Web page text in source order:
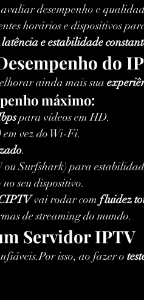
desempenho e
horários e dispositivos
e estabilidade
do
ainda mais sua
máximo:
para vídeos em HD.
em vez do Wi-Fi.
.
ou Surfshark) para
seu dispositivo.
vai rodar com fluidez
de streaming do mundo.
Servidor IPTV
isso, ao fazer o